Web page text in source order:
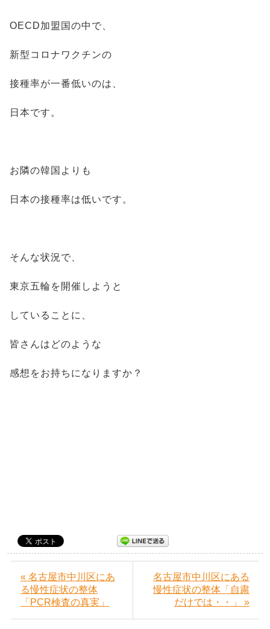
OECD加盟国の中で、
新型コロナワクチンの
接種率が一番低いのは、
日本です。
お隣の韓国よりも
日本の接種率は低いです。
そんな状況で、
東京五輪を開催しようと
していることに、
皆さんはどのような
感想をお持ちになりますか？
« 名古屋市中川区にあ
る慢性症状の整体
「PCR検査の真実」
名古屋市中川区にある
慢性症状の整体「自粛
だけでは・・」 »